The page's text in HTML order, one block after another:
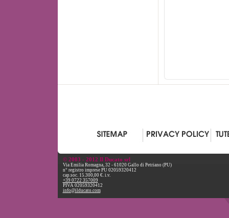
© 2003 - 2012 Il Ducato srl
Via Emilia Romagna, 32 - 61020 Gallo di Petriano (PU)
n° registro imprese PU 02059320412
cap.soc. 15.300,00 €. i.v.
+39 0722 357009
PIVA 02059320412
info@ilducato.com